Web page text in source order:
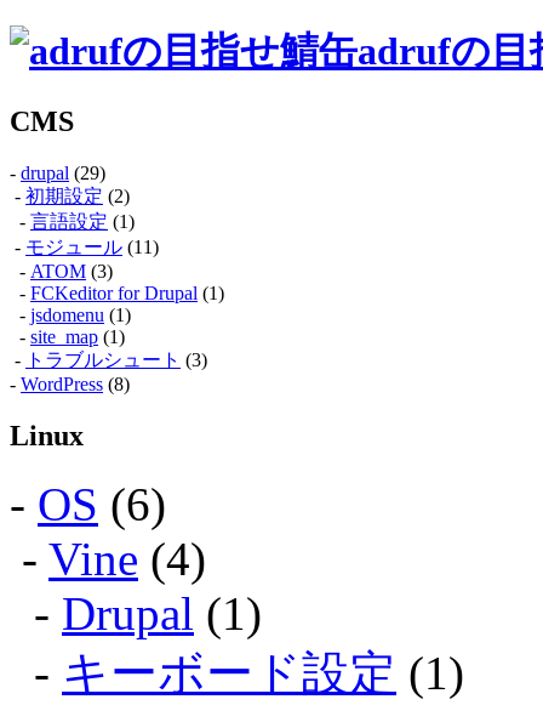
adrufの目
CMS
- drupal (29)
- 初期設定 (2)
- 言語設定 (1)
- モジュール (11)
- ATOM (3)
- FCKeditor for Drupal (1)
- jsdomenu (1)
- site_map (1)
- トラブルシュート (3)
- WordPress (8)
Linux
- OS (6)
- Vine (4)
- Drupal (1)
- キーボード設定 (1)